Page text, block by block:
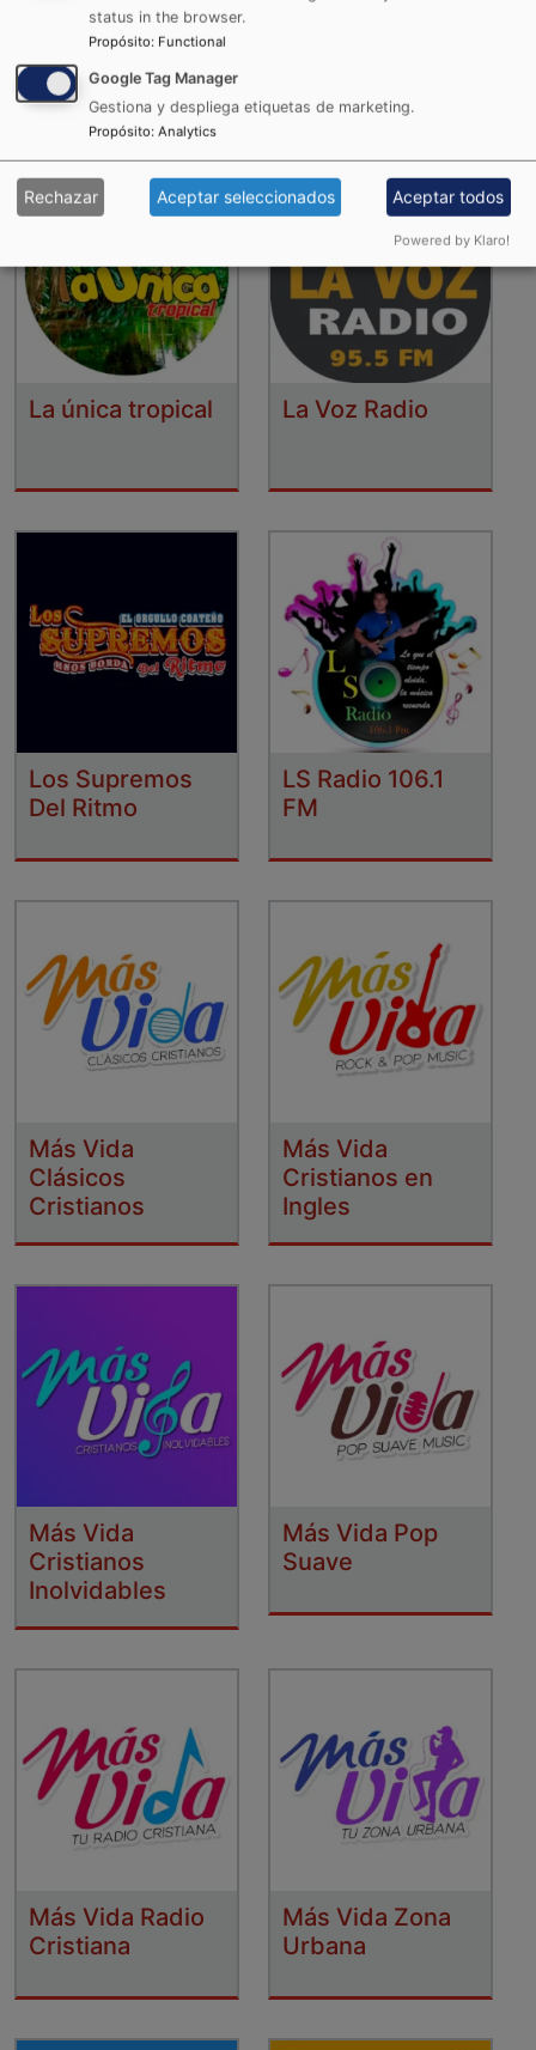
La Karibeña
La única tropical La Voz Radio
Los Supremos
Del Ritmo
LS Radio 106.1
FM
Más Vida
Clásicos
Cristianos
Más Vida
Cristianos en
Ingles
Más Vida
Cristianos
Inolvidables
Más Vida Pop
Suave
Más Vida Radio
Cristiana
Más Vida Zona
Urbana
status in the browser.
Propósito: Functional
Google Tag Manager
Gestiona y despliega etiquetas de marketing.
Propósito: Analytics
Rechazar Aceptar seleccionados Aceptar todos
Powered by Klaro!